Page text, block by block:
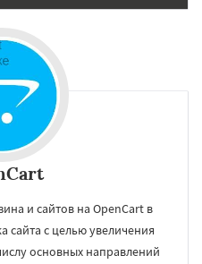
и сайтов на OpenCart в
сайта с целью увеличения
основных направлений